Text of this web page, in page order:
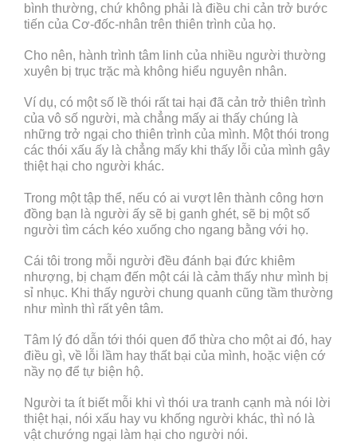
bình thường, chứ không phải là điều chi cản trở bước
tiến của Cơ-đốc-nhân trên thiên trình của họ.
Cho nên, hành trình tâm linh của nhiều người thường
xuyên bị trục trặc mà không hiểu nguyên nhân.
Ví dụ, có một số lề thói rất tai hại đã cản trở thiên trình
của vô số người, mà chẳng mấy ai thấy chúng là
những trở ngại cho thiên trình của mình. Một thói trong
các thói xấu ấy là chẳng mấy khi thấy lỗi của mình gây
thiệt hại cho người khác.
Trong một tập thể, nếu có ai vượt lên thành công hơn
đồng bạn là người ấy sẽ bị ganh ghét, sẽ bị một số
người tìm cách kéo xuống cho ngang bằng với họ.
Cái tôi trong mỗi người đều đánh bại đức khiêm
nhượng, bị chạm đến một cái là cảm thấy như mình bị
sỉ nhục. Khi thấy người chung quanh cũng tầm thường
như mình thì rất yên tâm.
Tâm lý đó dẫn tới thói quen đổ thừa cho một ai đó, hay
điều gì, về lỗi lầm hay thất bại của mình, hoặc viện cớ
nầy nọ để tự biện hộ.
Người ta ít biết mỗi khi vì thói ưa tranh cạnh mà nói lời
thiệt hại, nói xấu hay vu khống người khác, thì nó là
vật chướng ngại làm hại cho người nói.